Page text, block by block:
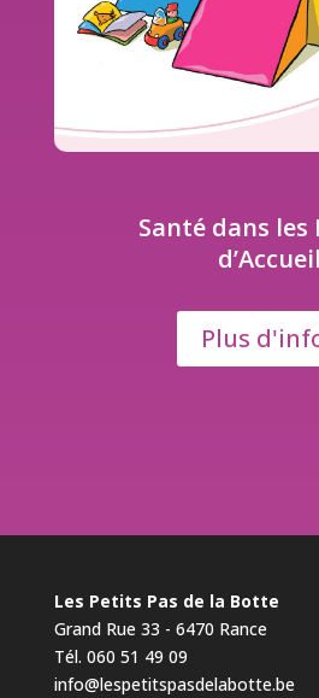
Santé dans
d’Accueil
Plus
Les Petits Pas de la Botte
Grand Rue 33 - 6470 Rance
Tél. 060 51 49 09
info@lespetitspasdelabotte.be